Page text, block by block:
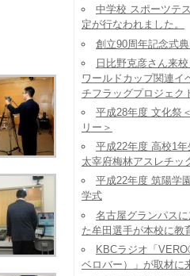
中学校 スポーツテ
定が行なわれました。
創立90周年記念式
日比野克彦さん来
ワールドカップ関連イ
チフラッグプロジェク
平成28年度 文化祭
リー＞
平成22年度 高校1
太宰府梅林アスレチッ
平成22年度 筑陽学
学式
名古屋グランパス
た牟田選手が本校に教
KBCラジオ「
ベロバー）」が取材に